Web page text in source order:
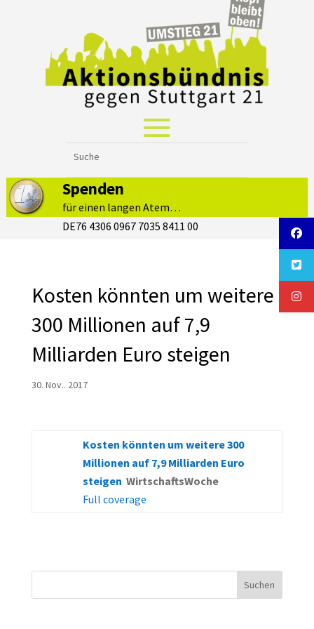
Spenden
für einen langen Atem…
DE76 4306 0967 7035 8411 00
Kosten könnten um weitere
300 Millionen auf 7,9
Milliarden Euro steigen
30. Nov.. 2017
Kosten könnten um weitere 300
Millionen auf 7,9 Milliarden Euro
steigen WirtschaftsWoche
Full coverage
Suchen